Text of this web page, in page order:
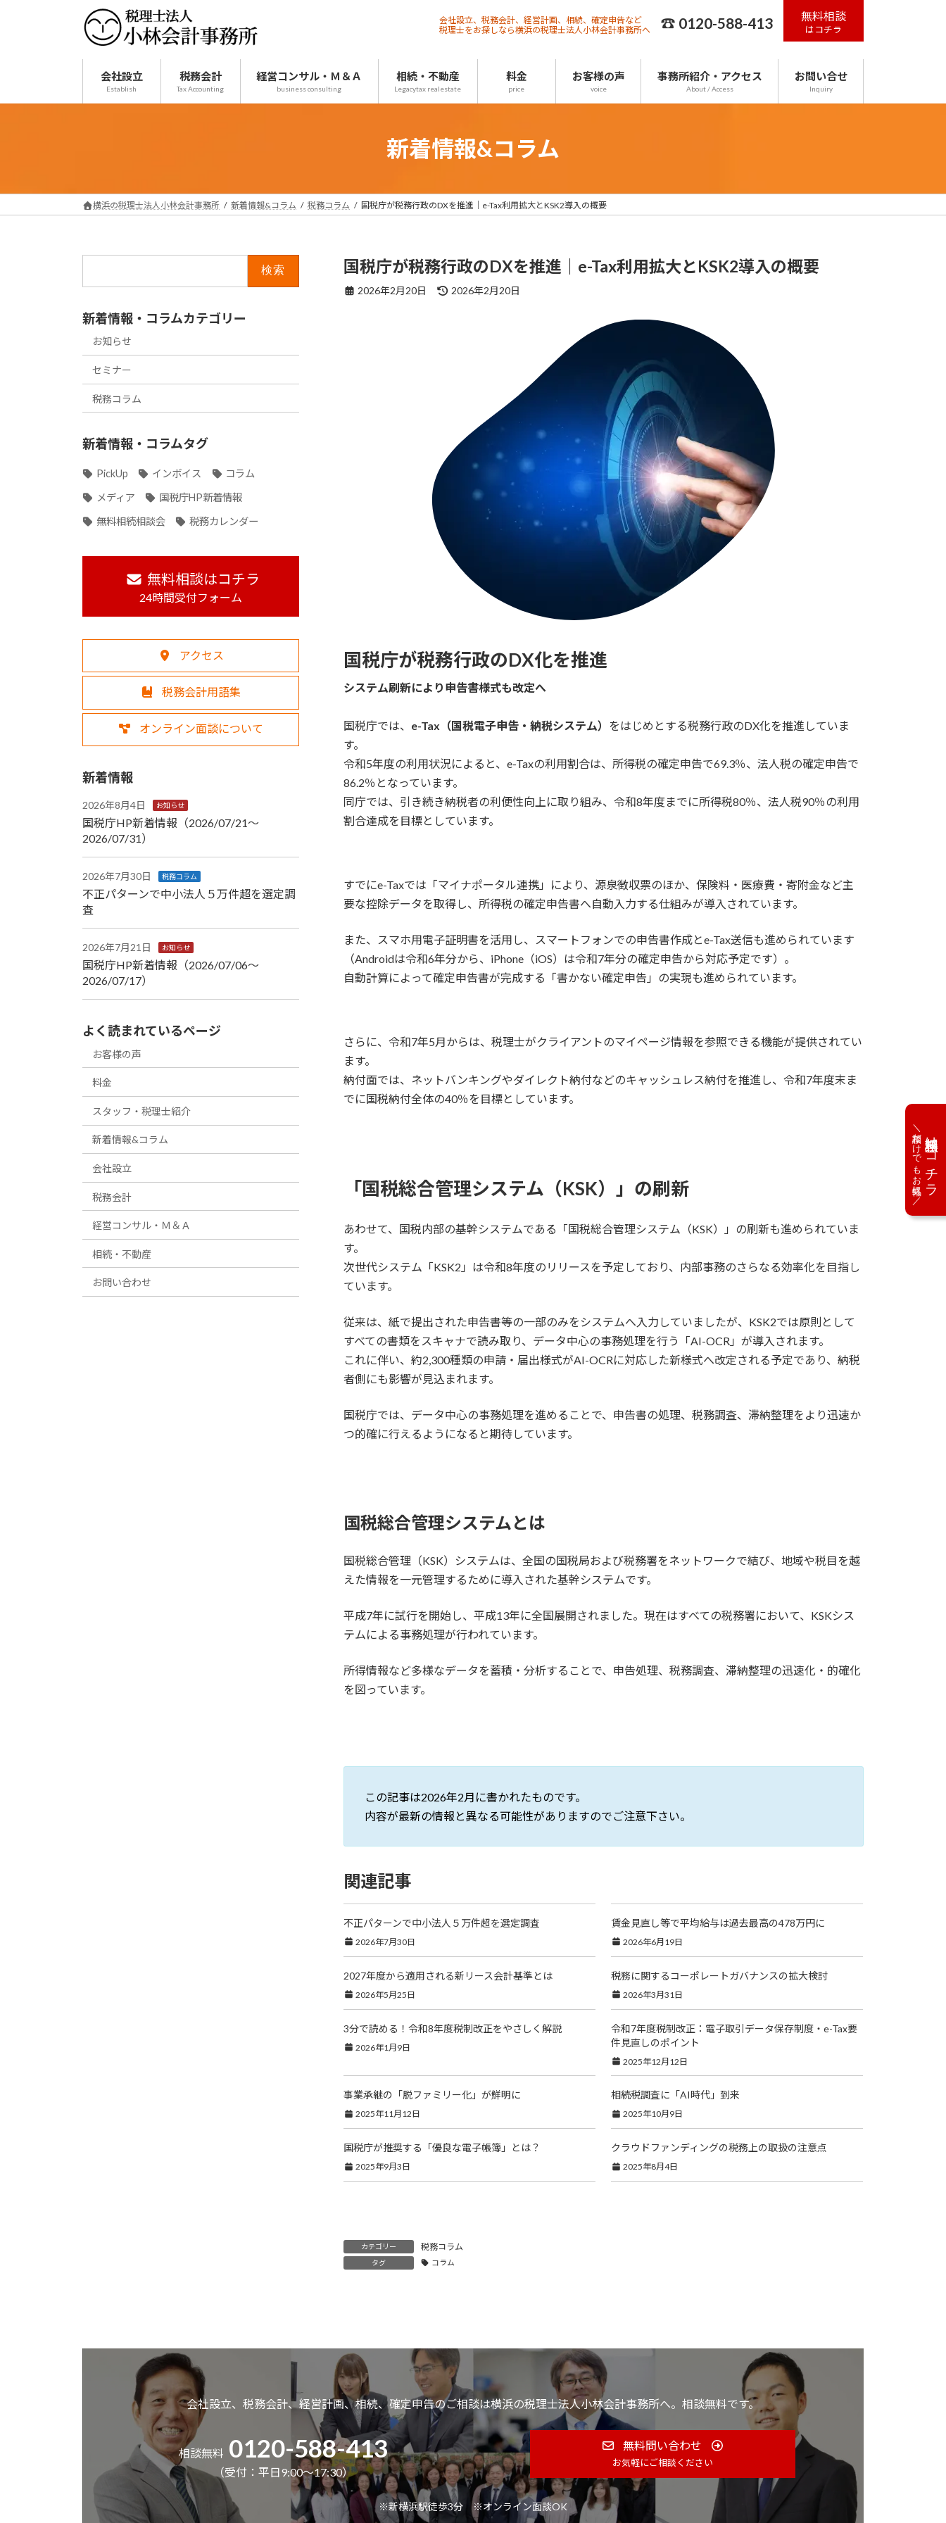
会社設立、税務会計、経営計画、相続、確定申告など
税理士をお探しなら横浜の税理士法人小林会計事務所へ
☎ 0120-588-413 無料相談
はコチラ
会社設立
Establish
税務会計
Tax Accounting
経営コンサル・Ｍ＆Ａ
business consulting
相続・不動産
Legacytax realestate
料金
price
お客様の声
voice
事務所紹介・アクセス
About / Access
お問い合せ
Inquiry
新着情報&コラム
横浜の税理士法人小林会計事務所 新着情報&コラム 税務コラム 国税庁が税務行政のDXを推進｜e-Tax利用拡大とKSK2導入の概要
国税庁が税務行政のDXを推進｜e-Tax利用拡大とKSK2導入の概要
2026年2月20日
最
2026年2月20日
国税庁が税務行政のDX化を推進
システム刷新により申告書様式も改定へ
国税庁では、 e-Tax（国税電子申告・納税システム） をはじめとする税務行政のDX化を推進していま
す。
令和5年度の利用状況によると、e-Taxの利用割合は、所得税の確定申告で69.3％、法人税の確定申告で
86.2％となっています。
同庁では、引き続き納税者の利便性向上に取り組み、令和8年度までに所得税80％、法人税90％の利用
割合達成を目標としています。
すでにe-Taxでは「マイナポータル連携」により、源泉徴収票のほか、保険料・医療費・寄附金など主
要な控除データを取得し、所得税の確定申告書へ自動入力する仕組みが導入されています。
また、スマホ用電子証明書を活用し、スマートフォンでの申告書作成とe-Tax送信も進められています
（Androidは令和6年分から、iPhone（iOS）は令和7年分の確定申告から対応予定です）。
自動計算によって確定申告書が完成する「書かない確定申告」の実現も進められています。
さらに、令和7年5月からは、税理士がクライアントのマイページ情報を参照できる機能が提供されてい
ます。
納付面では、ネットバンキングやダイレクト納付などのキャッシュレス納付を推進し、令和7年度末ま
でに国税納付全体の40％を目標としています。
「国税総合管理システム（KSK）」の刷新
あわせて、国税内部の基幹システムである「国税総合管理システム（KSK）」の刷新も進められていま
す。
次世代システム「KSK2」は令和8年度のリリースを予定しており、内部事務のさらなる効率化を目指し
ています。
従来は、紙で提出された申告書等の一部のみをシステムへ入力していましたが、KSK2では原則として
すべての書類をスキャナで読み取り、データ中心の事務処理を行う「AI-OCR」が導入されます。
これに伴い、約2,300種類の申請・届出様式がAI-OCRに対応した新様式へ改定される予定であり、納税
者側にも影響が見込まれます。
国税庁では、データ中心の事務処理を進めることで、申告書の処理、税務調査、滞納整理をより迅速か
つ的確に行えるようになると期待しています。
国税総合管理システムとは
国税総合管理（KSK）システムは、全国の国税局および税務署をネットワークで結び、地域や税目を越
えた情報を一元管理するために導入された基幹システムです。
平成7年に試行を開始し、平成13年に全国展開されました。現在はすべての税務署において、KSKシス
テムによる事務処理が行われています。
所得情報など多様なデータを蓄積・分析することで、申告処理、税務調査、滞納整理の迅速化・的確化
を図っています。
この記事は2026年2月に書かれたものです。
内容が最新の情報と異なる可能性がありますのでご注意下さい。
関連記事
不正パターンで中小法人５万件超を選定調査
2026年7月30日
賃金見直し等で平均給与は過去最高の478万円に
2026年6月19日
2027年度から適用される新リース会計基準とは
2026年5月25日
税務に関するコーポレートガバナンスの拡大検討
2026年3月31日
3分で読める！令和8年度税制改正をやさしく解説
2026年1月9日
令和7年度税制改正：電子取引データ保存制度・e-Tax要
件見直しのポイント
2025年12月12日
事業承継の「脱ファミリー化」が鮮明に
2025年11月12日
相続税調査に「AI時代」到来
2025年10月9日
国税庁が推奨する「優良な電子帳簿」とは？
2025年9月3日
クラウドファンディングの税務上の取扱の注意点
2025年8月4日
カテゴリー 税務コラム
タグ コラム
新着情報・コラムカテゴリー
お知らせ
セミナー
税務コラム
新着情報・コラムタグ
PickUp インボイス
コラム
メディア
国税庁HP新着情報
無料相続相談会
税務カレンダー
無料相談はコチラ
24時間受付フォーム
アクセス
税務会計用語集
オンライン面談について
新着情報
2026年8月4日 お知らせ
国税庁HP新着情報（2026/07/21～
2026/07/31）
2026年7月30日 税務コラム
不正パターンで中小法人５万件超を選定調
査
2026年7月21日 お知らせ
国税庁HP新着情報（2026/07/06～
2026/07/17）
よく読まれているページ
お客様の声
料金
スタッフ・税理士紹介
新着情報&コラム
会社設立
税務会計
経営コンサル・Ｍ＆Ａ
相続・不動産
お問い合わせ
会社設立、税務会計、経営計画、相続、確定申告のご相談は横浜の税理士法人小林会計事務所へ。相談無料です。
相談無料 0120-588-413
（受付：平日9:00～17:30）
無料問い合わせ
お気軽にご相談ください
※新横浜駅徒歩3分 ※オンライン面談OK
無料相談はコチラ
＼相談だけでもお気軽に／